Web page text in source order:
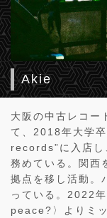
Akie
大阪の中古レコ
て、2018年大学
records”に入店し
務めている。関西
拠点を移し活動。
っている。2022
peace?〉よりミ